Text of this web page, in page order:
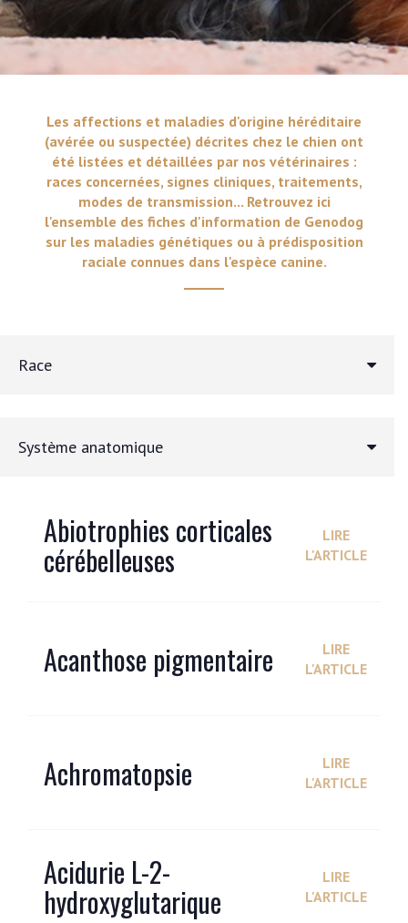
Les affections et maladies d'origine héréditaire
(avérée ou suspectée) décrites chez le chien ont
été listées et détaillées par nos vétérinaires :
races concernées, signes cliniques, traitements,
modes de transmission... Retrouvez ici
l'ensemble des fiches d'information de Genodog
sur les maladies génétiques ou à prédisposition
raciale connues dans l'espèce canine.
Race
Système anatomique
Abiotrophies corticales
cérébelleuses
LIRE
L'ARTICLE
Acanthose pigmentaire
LIRE
L'ARTICLE
Achromatopsie
LIRE
L'ARTICLE
Acidurie L-2-
hydroxyglutarique
LIRE
L'ARTICLE